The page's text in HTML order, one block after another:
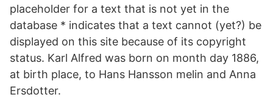
placeholder for a text that is not yet in the
database * indicates that a text cannot (yet?) be
displayed on this site because of its copyright
status. Karl Alfred was born on month day 1886,
at birth place, to Hans Hansson melin and Anna
Ersdotter.